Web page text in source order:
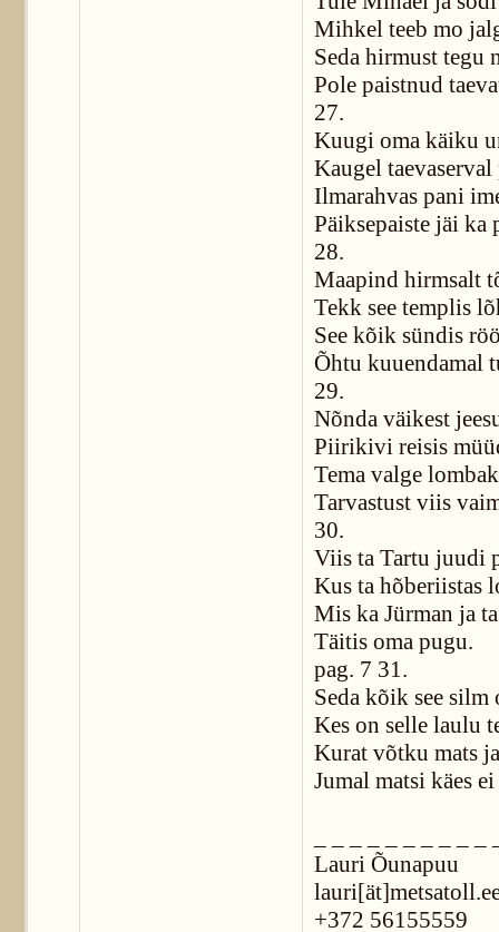
Mihkel teeb mo
Seda hirmust tegu
Pole paistnud
27.
Kuugi oma käiku
Kaugel taevaserval
Ilmarahvas pani
Päiksepaiste jäi ka
28.
Maapind hirmsalt
Tekk see templis
See kõik sündis
Õhtu kuuendamal
29.
Nõnda väikest
Piirikivi reisis
Tema valge
Tarvastust viis
30.
Viis ta Tartu juudi
Kus ta hõberiistas
Mis ka Jürman ja
Täitis oma pugu.
pag. 7 31.
Seda kõik see silm
Kes on selle laulu
Kurat võtku mats
Jumal matsi käes ei
Lauri Õunapuu
+372 56155559